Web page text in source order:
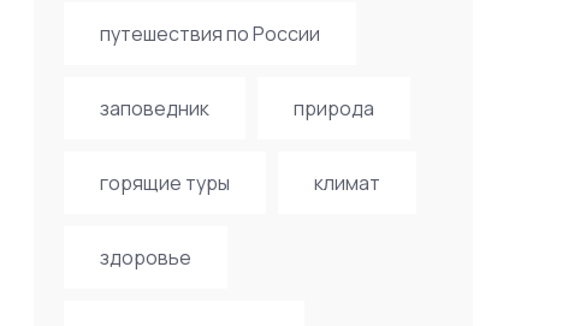
путешествия по России
заповедник природа
горящие туры климат
здоровье